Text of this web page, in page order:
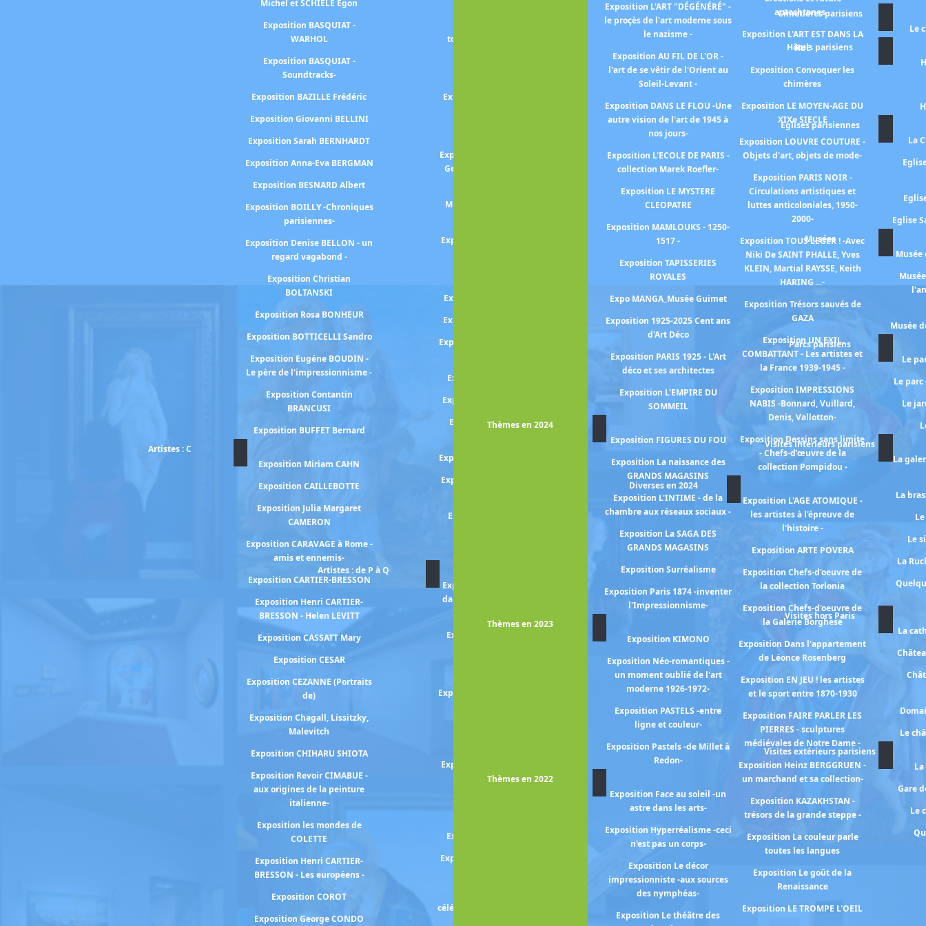
Michel et SCHIELE Egon
Exposition BASQUIAT -
WARHOL
Exposition BASQUIAT -
Soundtracks-
Exposition BAZILLE Frédéric
Exposition Giovanni BELLINI
Exposition Sarah BERNHARDT
Exposition Anna-Eva BERGMAN
Exposition BESNARD Albert
Exposition BOILLY -Chroniques
parisiennes-
Exposition Denise BELLON - un
regard vagabond -
Exposition Christian
BOLTANSKI
Exposition Rosa BONHEUR
Exposition BOTTICELLI Sandro
Exposition Eugéne BOUDIN -
Le père de l'impressionnisme -
Exposition Contantin
BRANCUSI
Exposition BUFFET Bernard
Artistes : C
Exposition Miriam CAHN
Exposition CAILLEBOTTE
Exposition Julia Margaret
CAMERON
Exposition CARAVAGE à Rome -
amis et ennemis-
Exposition CARTIER-BRESSON
Exposition Henri CARTIER-
BRESSON - Helen LEVITT
Exposition CASSATT Mary
Exposition CESAR
Exposition CEZANNE (Portraits
de)
Exposition Chagall, Lissitzky,
Malevitch
Exposition CHIHARU SHIOTA
Exposition Revoir CIMABUE -
aux origines de la peinture
italienne-
Exposition les mondes de
COLETTE
Exposition Henri CARTIER-
BRESSON - Les européens -
Exposition COROT
Exposition George CONDO
tournant des années 1930-
Exposition MATISSE -l'Atelier
Exposition Georges MATHIEU -
Geste, vitesse, mouvement-
MODIGLIANI -un peintre et
Exposition MONET-MITCHELL
Exposition Berthe MORISOT
Exposition MUCHA Alphonse
Exposition Berthe MORISOT et
Exposition Edvard MUNCH
Exposition Gabriele MUNTER
Exposition Alice NEEL -un
Expositioon Otobong NKANGA
Exposition Fernande OLIVIER
Exposition Chana ORLOFF
Artistes : de P à Q
Exposition Paula PADANI -La
danse migrante : Hambourg,
Exposition YAN PEI-MING /
Exposition Charlote PERRIAND
Exposition Fernande OLIVIER
et Pablo PICASSO
Exposition PICASSO mania
Exposition PICASSO -périodes
célébration- la collection prend
Exposition L'ART "DÉGÉNÉRÉ" -
le proçès de l'art moderne sous
le nazisme -
Exposition AU FIL DE L'OR -
l'art de se vêtir de l'Orient au
Soleil-Levant -
Exposition DANS LE FLOU -Une
autre vision de l'art de 1945 à
nos jours-
Exposition L'ECOLE DE PARIS -
collection Marek Roefler-
Exposition LE MYSTERE
CLEOPATRE
Exposition MAMLOUKS - 1250-
1517 -
Exposition TAPISSERIES
ROYALES
Expo MANGA_Musée Guimet
Exposition 1925-2025 Cent ans
d'Art Déco
Exposition PARIS 1925 - L'Art
déco et ses architectes
Exposition L'EMPIRE DU
SOMMEIL
Thèmes en 2024
Exposition FIGURES DU FOU
Exposition La naissance des
GRANDS MAGASINS
Exposition L'INTIME - de la
chambre aux réseaux sociaux -
Exposition La SAGA DES
GRANDS MAGASINS
Exposition Surréalisme
Exposition Paris 1874 -inventer
l'Impressionnisme-
Thèmes en 2023
Exposition KIMONO
Exposition Néo-romantiques -
un moment oublié de l'art
moderne 1926-1972-
Exposition PASTELS -entre
ligne et couleur-
Exposition Pastels -de Millet à
Redon-
Thèmes en 2022
Exposition Face au soleil -un
astre dans les arts-
Exposition Hyperréalisme -ceci
n'est pas un corps-
Exposition Le décor
impressionniste -aux sources
des nymphéas-
Exposition Le théâtre des
autochtones -
Exposition L'ART EST DANS LA
RUE
Exposition Convoquer les
chimères
Exposition LE MOYEN-AGE DU
XIXe SIECLE
Exposition LOUVRE COUTURE -
Objets d'art, objets de mode-
Exposition PARIS NOIR -
Circulations artistiques et
luttes anticoloniales, 1950-
2000-
Exposition TOUS LEGER ! -Avec
Niki De SAINT PHALLE, Yves
KLEIN, Martial RAYSSE, Keith
HARING ...-
Exposition Trésors sauvés de
GAZA
Exposition UN EXIL
COMBATTANT - Les artistes et
la France 1939-1945 -
Exposition IMPRESSIONS
NABIS -Bonnard, Vuillard,
Denis, Vallotton-
Exposition Dessins sans limite
- Chefs-d’œuvre de la
collection Pompidou -
Diverses en 2024
Exposition L'AGE ATOMIQUE -
les artistes à l'épreuve de
l'histoire -
Exposition ARTE POVERA
Exposition Chefs-d'oeuvre de
la collection Torlonia
Exposition Chefs-d'oeuvre de
la Galerie Borghèse
Exposition Dans l'appartement
de Léonce Rosenberg
Exposition EN JEU ! les artistes
et le sport entre 1870-1930
Exposition FAIRE PARLER LES
PIERRES - sculptures
médiévales de Notre Dame -
Exposition Heinz BERGGRUEN -
un marchand et sa collection-
Exposition KAZAKHSTAN -
trésors de la grande steppe -
Exposition La couleur parle
toutes les langues
Exposition Le goût de la
Renaissance
Exposition LE TROMPE L'OEIL
Cimetières parisiens
Le
Hôtels parisiens
Eglises parisiennes
La
Eglise
Musées
Musée
Musée
Parcs parisiens
Le
Le
Le
Visites intérieurs parisiens
La
La
Le
La
Visites hors Paris
La
Le
Visites extérieurs parisiens
Gare
Le